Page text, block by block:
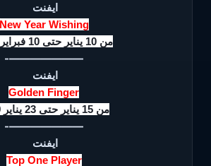
ايفنت
New Year Wishing
من 10 يناير حتى 10 فبراير 2019
———————-
ايفنت
Golden Finger
من 15 يناير حتى 23 يناير 2019
———————-
ايفنت
Top One Player